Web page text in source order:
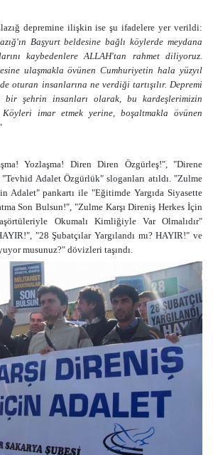
depremine ilişkin ise şu ifadelere yer verildi:
Başyurt beldesine bağlı köylerde meydana
kaybedenlere ALLAH'tan rahmet diliyoruz.
ulaşmakla övünen Cumhuriyetin hala yüzyıl
oturan insanlarına ne verdiği tartışılır. Depremi
bir şehrin insanları olarak, bu kardeşlerimizin
Köyleri imar etmek yerine, boşaltmakla övünen
Yozlaşma! Diren Diren Özgürleş!", "Direne
"Tevhid Adalet Özgürlük"sloganları atıldı. "Zulme
Adalet" pankartı ile "Eğitimde Yargıda Siyasette
Son Bulsun!", "Zulme Karşı Direniş Herkes İçin
Okumalı Kimliğiyle Var Olmalıdır"
"28 Şubatçılar Yargılandı mı? HAYIR!" ve
musunuz?" dövizleri taşındı.